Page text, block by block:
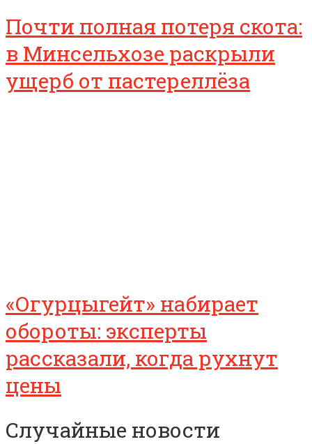
Почти полная потеря скота:
в Минсельхозе раскрыли
ущерб от пастереллёза
«Огурцыгейт» набирает
обороты: эксперты
рассказали, когда рухнут
цены
Случайные новости